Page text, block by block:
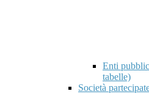
Enti
tabelle)
Società